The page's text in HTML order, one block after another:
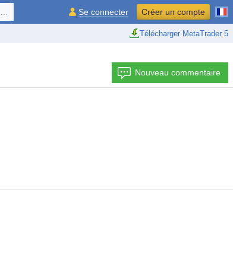
Télécharger MetaTrader 5
Se connecter Créer un compte
Nouveau commentaire